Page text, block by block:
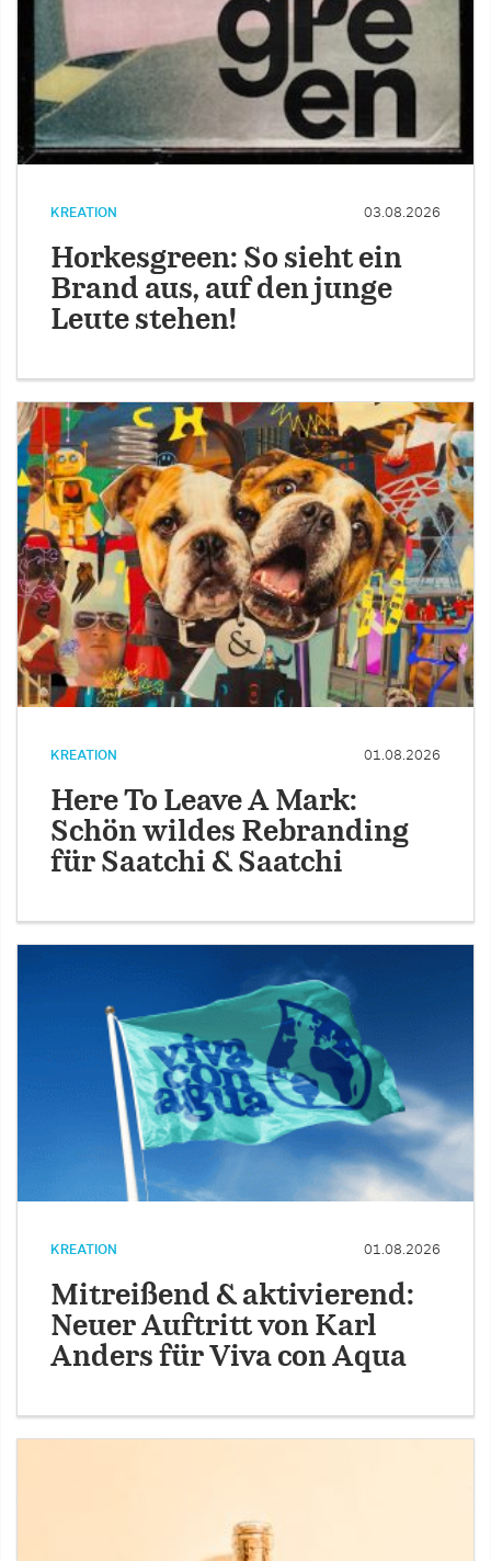
KREATION 03.08.2026
Horkesgreen: So sieht ein
Brand aus, auf den junge
Leute stehen!
KREATION 01.08.2026
Here To Leave A Mark:
Schön wildes Rebranding
für Saatchi & Saatchi
KREATION 01.08.2026
Mitreißend & aktivierend:
Neuer Auftritt von Karl
Anders für Viva con Aqua